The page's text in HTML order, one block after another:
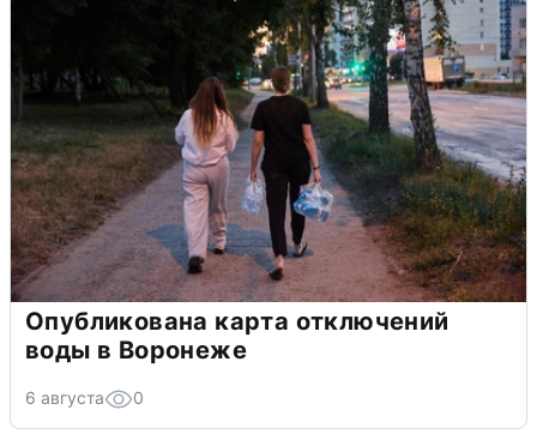
Опубликована карта отключений
воды в Воронеже
6 августа 0